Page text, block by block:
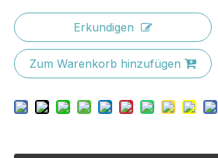
Erkundigen
Zum Warenkorb hinzufügen